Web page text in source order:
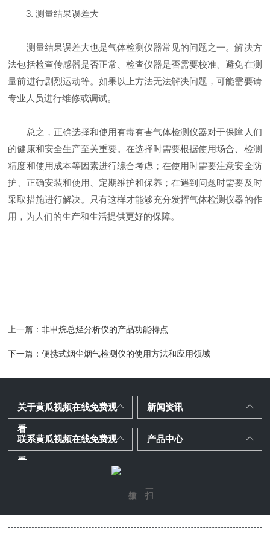
3. 测量结果误差大
测量结果误差大也是气体检测仪器常见的问题之一。解决方
法包括检查传感器是否正常、检查仪器是否需要校准、避免在测
量前进行剧烈运动等。如果以上方法无法解决问题，可能需要请
专业人员进行维修或调试。
总之，正确选择和使用有毒有害气体检测仪器对于保障人们
的健康和安全生产至关重要。在选择时需要根据使用场合、检测
精度和使用成本等因素进行综合考虑；在使用时需要注意安全防
护、正确安装和使用、定期维护和保养；在遇到问题时需要及时
采取措施进行解决。只有这样才能够充分发挥气体检测仪器的作
用，为人们的生产和生活提供更好的保障。
上一篇：非甲烷总烃分析仪的产品功能特点
下一篇：便携式烟尘烟气检测仪的使用方法和应用领域
关于黄瓜视频在线免费观
看
新闻资讯
联系黄瓜视频在线免费观
看
产品中心